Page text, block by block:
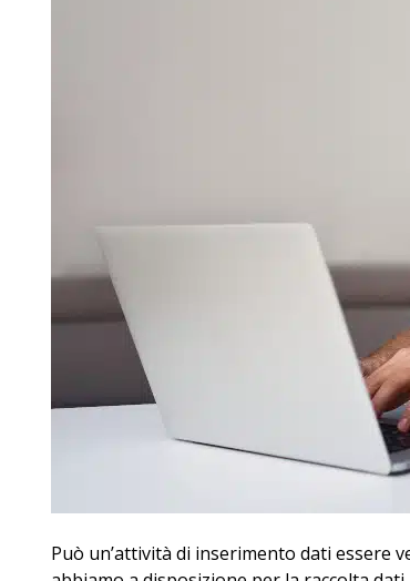
Può un’attività di inserimento dati essere